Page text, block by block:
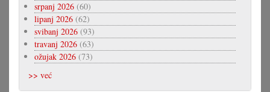
srpanj 2026 (60)
lipanj 2026 (62)
svibanj 2026 (93)
travanj 2026 (63)
ožujak 2026 (73)
>> već